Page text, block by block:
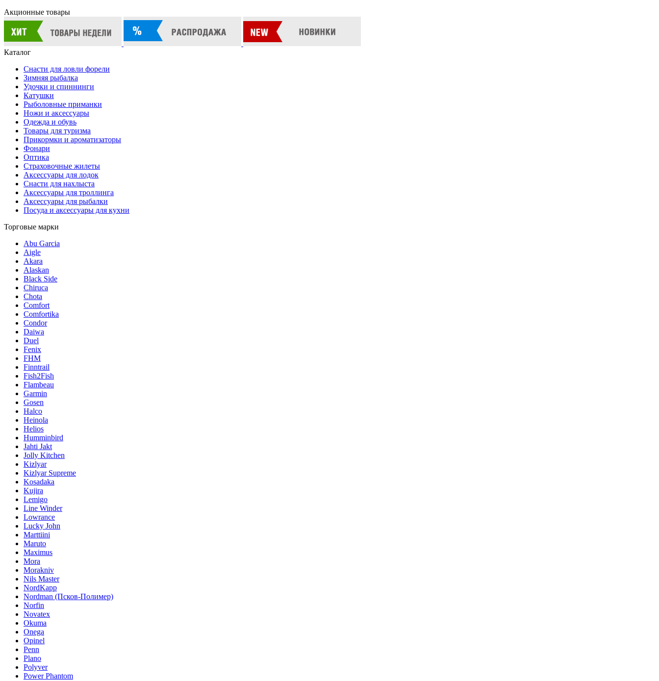
Акционные товары
Каталог
Снасти для ловли форели
Зимняя рыбалка
Удочки и спиннинги
Катушки
Рыболовные приманки
Ножи и аксессуары
Одежда и обувь
Товары для туризма
Прикормки и ароматизаторы
Фонари
Оптика
Страховочные жилеты
Аксессуары для лодок
Снасти для нахлыста
Аксессуары для троллинга
Аксессуары для рыбалки
Посуда и аксессуары для кухни
Торговые марки
Abu Garcia
Aigle
Akara
Alaskan
Black Side
Chiruca
Chota
Comfort
Comfortika
Condor
Daiwa
Duel
Fenix
FHM
Finntrail
Fish2Fish
Flambeau
Garmin
Gosen
Halco
Heinola
Helios
Humminbird
Jahti Jakt
Jolly Kitchen
Kizlyar
Kizlyar Supreme
Kosadaka
Kujira
Lemigo
Line Winder
Lowrance
Lucky John
Marttiini
Maruto
Maximus
Mora
Morakniv
Nils Master
NordKapp
Nordman (Псков-Полимер)
Norfin
Novatex
Okuma
Onega
Opinel
Penn
Plano
Polyver
Power Phantom